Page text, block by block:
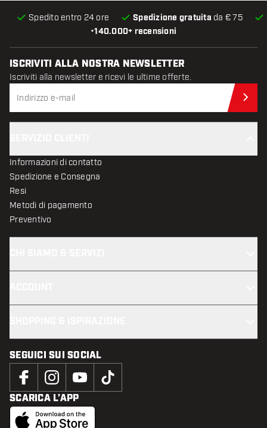
•140.000+ recensioni
Spedito entro 24 ore Spedizione gratuita da € 75
ISCRIVITI ALLA NOSTRA NEWSLETTER
Iscriviti alla newsletter e ricevi le ultime offerte.
Informazioni di contatto
Spedizione e Consegna
Resi
Metodi di pagamento
Preventivo
SEGUICI SUI SOCIAL
SCARICA L’APP